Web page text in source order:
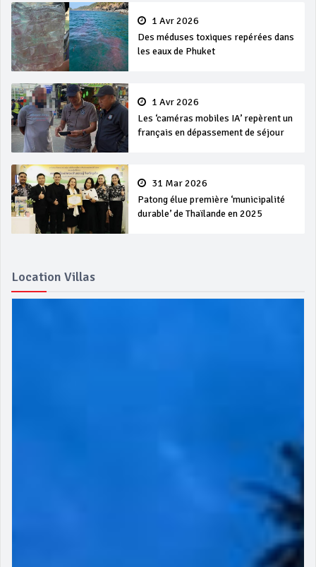
1 Avr 2026
Des méduses toxiques repérées dans
les eaux de Phuket
1 Avr 2026
Les ‘caméras mobiles IA’ repèrent un
français en dépassement de séjour
31 Mar 2026
Patong élue première ‘municipalité
durable’ de Thaïlande en 2025
Location Villas